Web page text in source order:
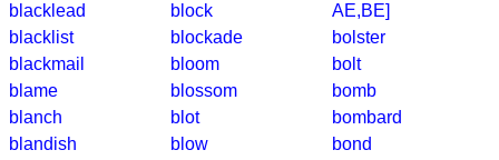
blacklead
blacklist
blackmail
blame
blanch
blandish
block
blockade
bloom
blossom
blot
blow
AE,BE]
bolster
bolt
bomb
bombard
bond